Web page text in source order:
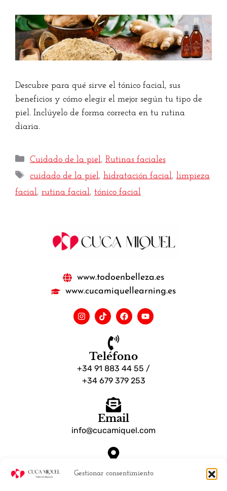
Gestionar consentimiento
Descubre para qué sirve el tónico facial, sus
beneficios y cómo elegir el mejor según tu tipo de
piel. Inclúyelo de forma correcta en tu rutina
diaria.
Cuidado de la piel, Rutinas faciales
cuidado de la piel, hidratación facial, limpieza
facial, rutina facial, tónico facial
www.todoenbelleza.es
www.cucamiquellearning.es
Teléfono
+34 91 883 44 55 /
+34 679 379 253
Email
info@cucamiquel.com
Dónde estamos
Calle Luchana, 25 28010 Madrid España